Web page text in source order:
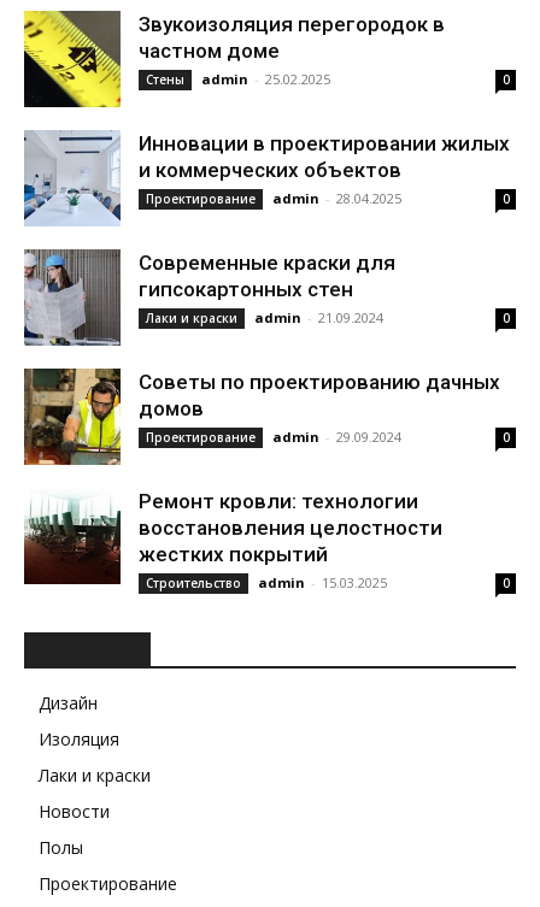
Звукоизоляция перегородок в
частном доме
Стены admin - 25.02.2025 0
Инновации в проектировании жилых
и коммерческих объектов
Проектирование admin - 28.04.2025 0
Современные краски для
гипсокартонных стен
Лаки и краски admin - 21.09.2024 0
Советы по проектированию дачных
домов
Проектирование admin - 29.09.2024 0
Ремонт кровли: технологии
восстановления целостности
жестких покрытий
Строительство admin - 15.03.2025 0
Дизайн
Изоляция
Лаки и краски
Новости
Полы
Проектирование